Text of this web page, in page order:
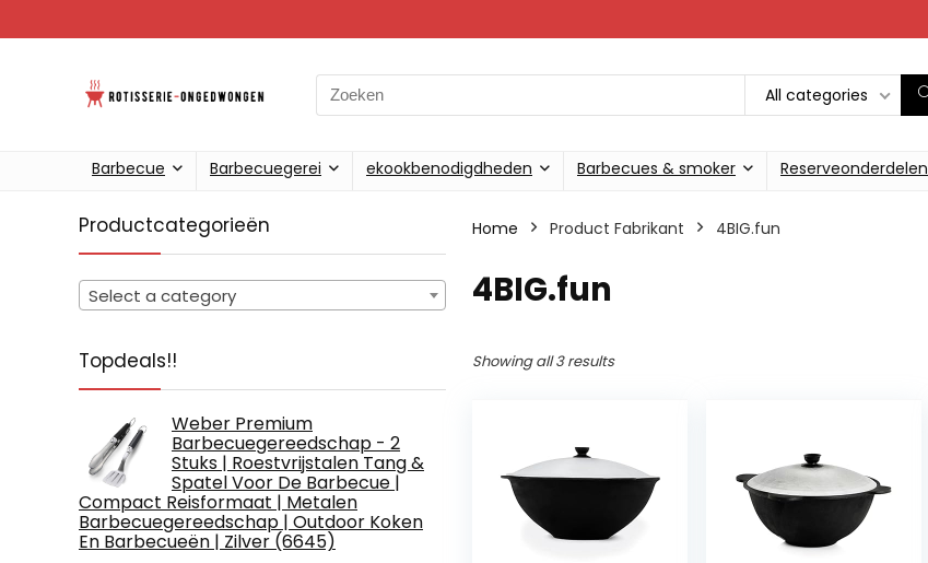
Search
for:
All categories
Barbecue Barbecuegerei ekookbenodigdheden Barbecues & smoker Reserveonderdelen
Productcategorieën
Select a category
Topdeals!!
Weber Premium
Barbecuegereedschap - 2
Stuks | Roestvrijstalen Tang &
Spatel Voor De Barbecue |
Compact Reisformaat | Metalen
Barbecuegereedschap | Outdoor Koken
En Barbecueën | Zilver (6645)
Home Product Fabrikant ‎4BIG.fun
‎4BIG.fun
Showing all 3 results